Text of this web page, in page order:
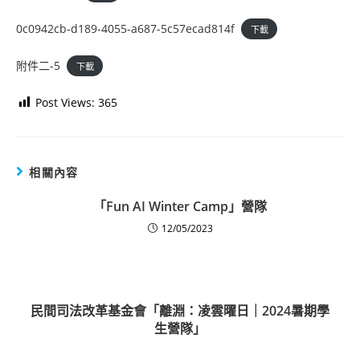
0c0942cb-d189-4055-a687-5c57ecad814f 下載
附件二-5 下載
Post Views: 365
相關內容
「Fun AI Winter Camp」營隊
12/05/2023
民間司法改革基金會「離淵：凌雲曜日｜2024暑期學
生營隊」